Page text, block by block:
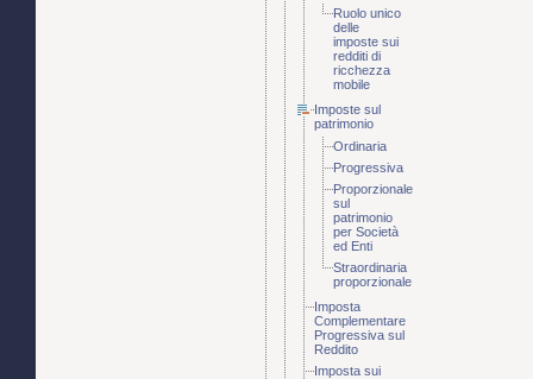
Ruolo unico
delle
imposte sui
redditi di
ricchezza
mobile
Imposte sul
patrimonio
Ordinaria
Progressiva
Proporzionale
sul
patrimonio
per Società
ed Enti
Straordinaria
proporzionale
Imposta
Complementare
Progressiva sul
Reddito
Imposta sui